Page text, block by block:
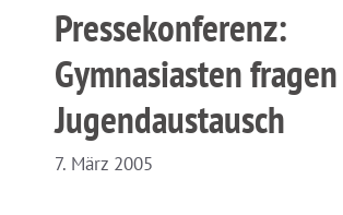
Pressekonferenz:
Gymnasiasten
Jugendaustausch
7. März 2005